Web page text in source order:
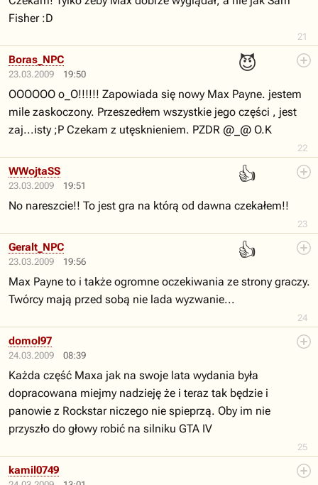
21
Fisher :D
23.03.2009 19:50
😈
22
Boras_NPC
OOOOOO o_O!!!!!! Zapowiada się nowy Max Payne. jestem
mile zaskoczony. Przeszedłem wszystkie jego części , jest
zaj...isty ;P Czekam z utęsknieniem. PZDR @_@ O.K
23.03.2009 19:51
👍
23
WWojtaSS
No nareszcie!! To jest gra na którą od dawna czekałem!!
23.03.2009 19:56
👍
24
Geralt_NPC
Max Payne to i także ogromne oczekiwania ze strony graczy.
Twórcy mają przed sobą nie lada wyzwanie...
24.03.2009 08:39
25
domol97
Każda część Maxa jak na swoje lata wydania była
dopracowana miejmy nadzieję że i teraz tak będzie i
panowie z Rockstar niczego nie spieprzą. Oby im nie
przyszło do głowy robić na silniku GTA IV
kamil0749